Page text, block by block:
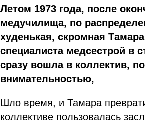
Летом 1973 года, после
медучилища, по
худенькая, скромная
специалиста медсестрой в
сразу вошла в коллектив,
внимательностью,
Шло время, и Тамара
коллективе пользовалась